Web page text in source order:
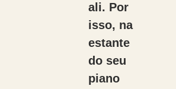
ali. Por
isso, na
estante
do seu
piano